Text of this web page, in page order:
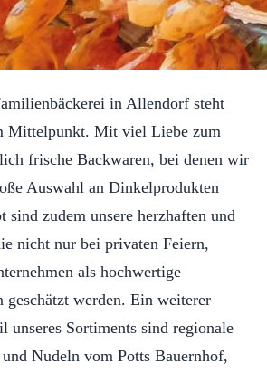
in Allendorf steht
Mittelpunkt. Mit viel Liebe zum
frische Backwaren, bei denen wir
Auswahl an Dinkelprodukten
sind zudem unsere herzhaften und
nicht nur bei privaten Feiern,
als hochwertige
geschätzt werden. Ein weiterer
unseres Sortiments sind regionale
Nudeln vom Potts Bauernhof,